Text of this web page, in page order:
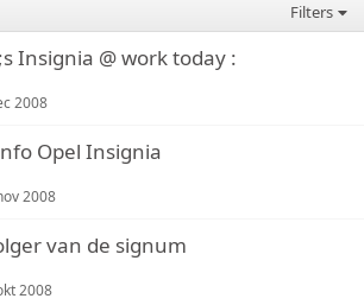
Filters
Insignia @ work today :
2008
Opel Insignia
2008
van de signum
2008